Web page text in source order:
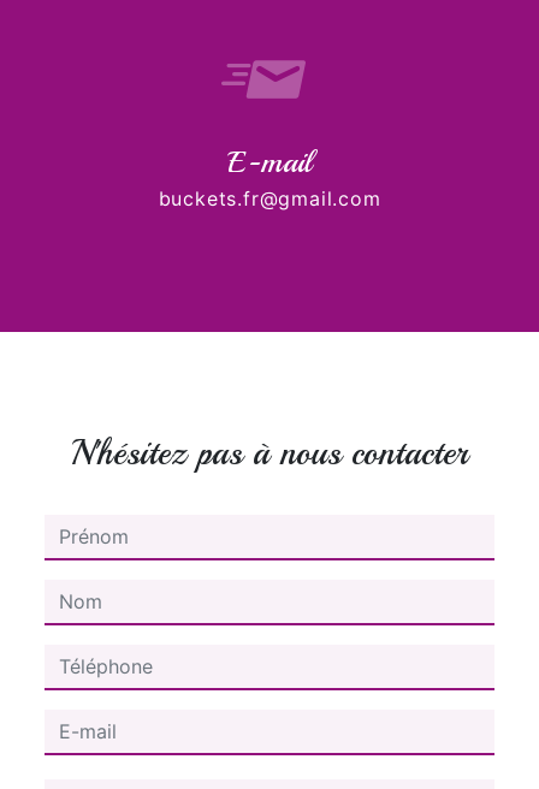
E-mail
buckets.fr@gmail.com
N'hésitez pas à nous contacter